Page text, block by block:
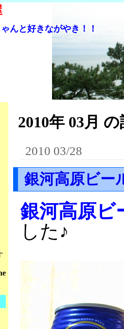
んと好きながやき！！
2010年 03月
2010 03/28
銀河高原ビー
銀河高原ビ
した♪